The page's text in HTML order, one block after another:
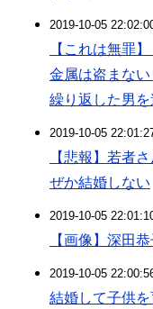
2019-10-05
【これは無罪
金属は盗まな
繰り返した男
2019-10-05
【悲報】若者
ぜか結婚しない
2019-10-05
【画像】深田
2019-10-05
結婚して子供